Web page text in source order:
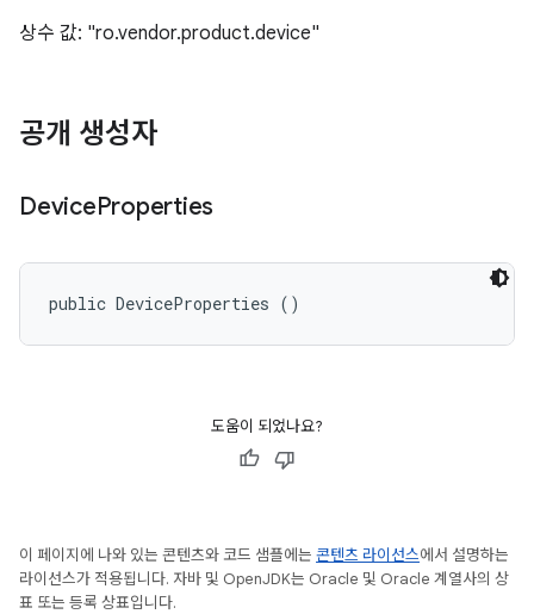
상수 값: "ro.vendor.product.device"
공개 생성자
DeviceProperties
public DeviceProperties ()
도움이 되었나요?
이 페이지에 나와 있는 콘텐츠와 코드 샘플에는 콘텐츠 라이선스에서 설명하는
라이선스가 적용됩니다. 자바 및 OpenJDK는 Oracle 및 Oracle 계열사의 상
표 또는 등록 상표입니다.